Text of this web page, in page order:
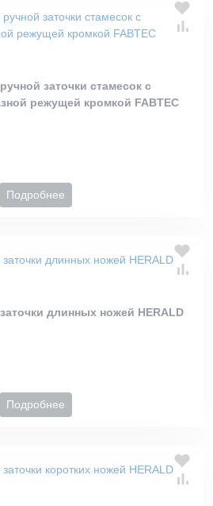
заточки стамесок c
режущей кромкой FABTEC
Подробнее
длинных ножей HERALD
Подробнее